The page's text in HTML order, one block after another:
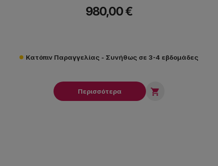
980,00 €
Κατόπιν Παραγγελίας - Συνήθως σε 3-4 εβδομάδες
Περισσότερα 